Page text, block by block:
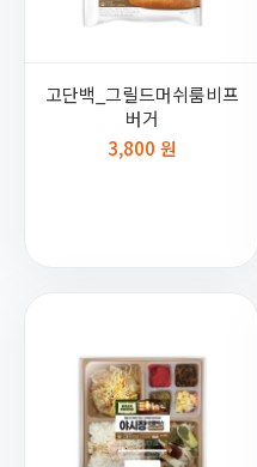
고단백_그릴드머쉬룸비프
버거
3,800 원